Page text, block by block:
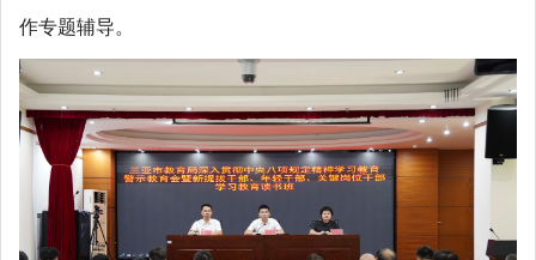
作专题辅导。